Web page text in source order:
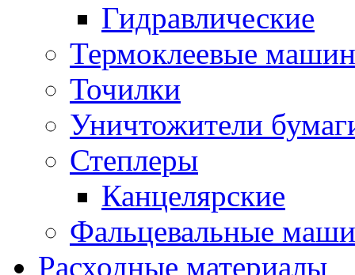
Гидравлические
Термоклеевые
Точилки
Уничтожители
Степлеры
Канцелярские
Фальцевальные
Расходные материалы